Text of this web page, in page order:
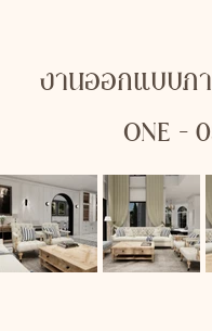
งานออกแบบภ
ONE -